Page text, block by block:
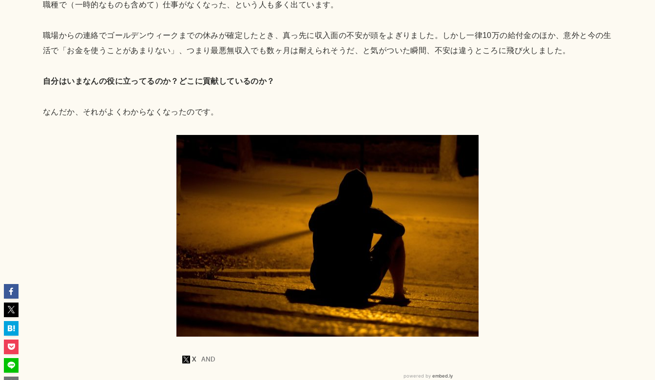
職種で（一時的なものも含めて）仕事がなくなった、という人も多く出ています。
職場からの連絡でゴールデンウィークまでの休みが確定したとき、真っ先に収入面の不安が頭をよぎりました。しかし一律10万の給付金のほか、意外と今の生
活で「お金を使うことがあまりない」、つまり最悪無収入でも数ヶ月は耐えられそうだ、と気がついた瞬間、不安は違うところに飛び火しました。
自分はいまなんの役に立ってるのか？どこに貢献しているのか？
なんだか、それがよくわからなくなったのです。